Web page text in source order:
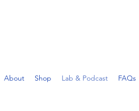
About Shop Lab & Podcast FAQs